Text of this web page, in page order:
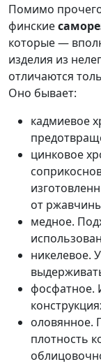
Помимо
финские
которые —
изделия из
отличаются
Оно бывает:
кадмиевое
цинковое
от
медное.
никелевое.
фосфатное.
оловянное.
плотность